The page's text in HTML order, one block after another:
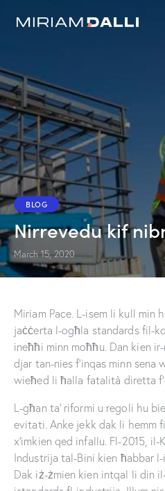
BLOG
Nirrevedu kif
March 15, 2020
Miriam Pace. L-isem li kull min
jaċċerta l-ogħla standards fil-
ineħħi minn moħħu. Dan kien
djar tan-nies f’inqas minn sena
wieħed li ħalla fatalità diretta
L-għan ta’ riformi u regoli hu
evitati. Anke jekk dak li hemm
x’imkien qed infallu. Fl-2015,
Industrija tal-Bini kien ħabbar
Dak iż-żmien kien intqal li din